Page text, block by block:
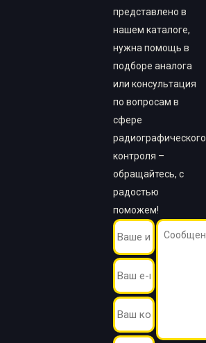
представлено в
нашем каталоге,
нужна помощь в
подборе аналога
или консультация
по вопросам в
сфере
радиографического
контроля –
обращайтесь, с
радостью
поможем!